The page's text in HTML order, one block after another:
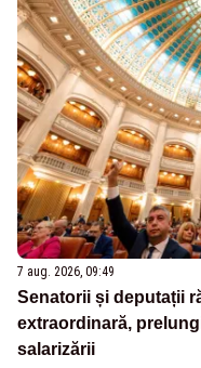
7 aug. 2026, 09:49
Senatorii și deputații
extraordinară,
salarizării